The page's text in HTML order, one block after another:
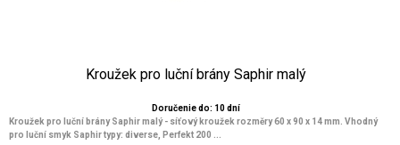
Kroužek pro luční brány Saphir malý
Doručenie do: 10 dní
Kroužek pro luční brány Saphir malý - síťový kroužek rozměry 60 x 90 x 14 mm. Vhodný
pro luční smyk Saphir typy: diverse, Perfekt 200 ...